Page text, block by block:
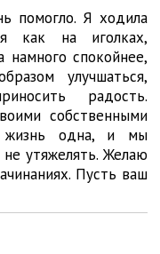
помогло. Я ходила
как на иголках,
намного спокойнее,
улучшаться,
радость.
собственными
жизнь одна, и мы
утяжелять. Желаю
Пусть ваш